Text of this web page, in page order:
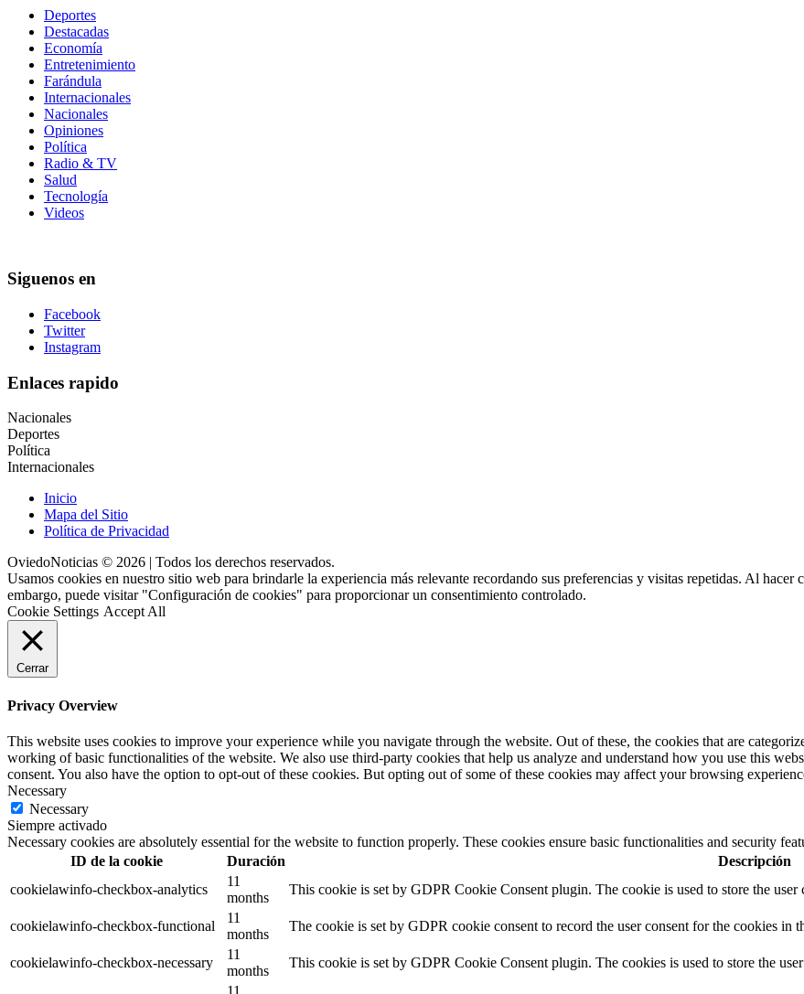
Deportes
Destacadas
Economía
Entretenimiento
Farándula
Internacionales
Nacionales
Opiniones
Política
Radio & TV
Salud
Tecnología
Videos
Siguenos en
Facebook
Twitter
Instagram
Enlaces rapido
Nacionales
Deportes
Política
Internacionales
Inicio
Mapa del Sitio
Política de Privacidad
OviedoNoticias © 2026 | Todos los derechos reservados.
Usamos cookies en nuestro sitio web para brindarle la experiencia más relevante recordando sus preferencias y visitas repetidas. Al
embargo, puede visitar "Configuración de cookies" para proporcionar un consentimiento controlado.
Cookie Settings Accept All
Cerrar
Privacy Overview
This website uses cookies to improve your experience while you navigate through the website. Out of these, the cookies that are
working of basic functionalities of the website. We also use third-party cookies that help us analyze and understand how you use this
consent. You also have the option to opt-out of these cookies. But opting out of some of these cookies may affect your browsing
Necessary
Necessary
Siempre activado
Necessary cookies are absolutely essential for the website to function properly. These cookies ensure basic functionalities and security
ID de la cookie
Duración
Descripción
cookielawinfo-checkbox-analytics
11
months
This cookie is set by GDPR Cookie Consent plugin. The cookie is used to store the
cookielawinfo-checkbox-functional
11
months
The cookie is set by GDPR cookie consent to record the user consent for the cookies in
cookielawinfo-checkbox-necessary
11
months
This cookie is set by GDPR Cookie Consent plugin. The cookies is used to store the
11